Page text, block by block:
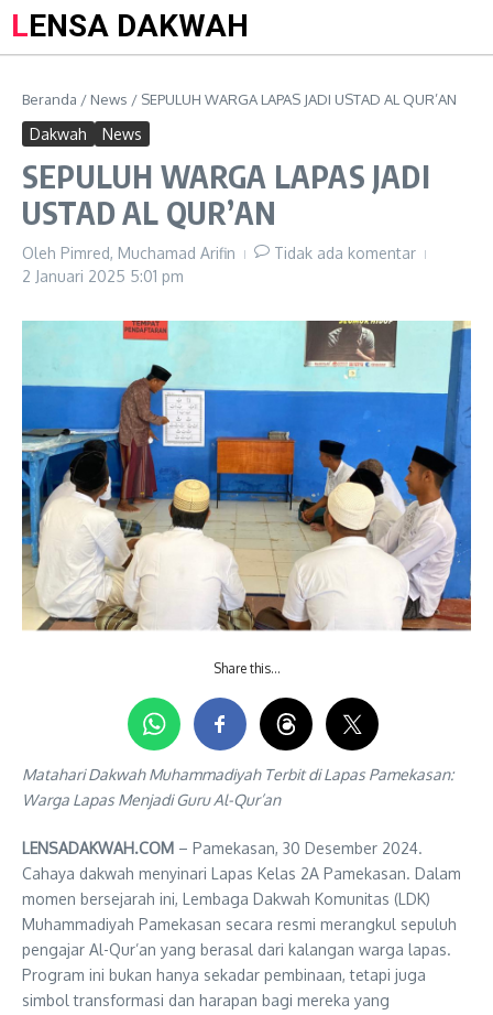
LENSA DAKWAH
Beranda / News / SEPULUH WARGA LAPAS JADI USTAD AL QUR’AN
Dakwah News
SEPULUH WARGA LAPAS JADI
USTAD AL QUR’AN
Oleh Pimred, Muchamad Arifin
Tidak ada komentar
2 Januari 2025 5:01 pm
Share this…
Matahari Dakwah Muhammadiyah Terbit di Lapas Pamekasan:
Warga Lapas Menjadi Guru Al-Qur’an
LENSADAKWAH.COM – Pamekasan, 30 Desember 2024.
Cahaya dakwah menyinari Lapas Kelas 2A Pamekasan. Dalam
momen bersejarah ini, Lembaga Dakwah Komunitas (LDK)
Muhammadiyah Pamekasan secara resmi merangkul sepuluh
pengajar Al-Qur’an yang berasal dari kalangan warga lapas.
Program ini bukan hanya sekadar pembinaan, tetapi juga
simbol transformasi dan harapan bagi mereka yang